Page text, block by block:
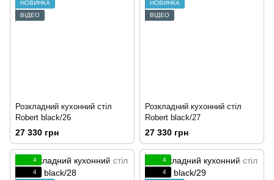
НОВИНКА
ВІДЕО
Розкладний кухонний стіл
Robert black/26
27 330 грн
НОВИНКА
ВІДЕО
Розкладний кухонний стіл
Robert black/27
27 330 грн
4
4
4
4